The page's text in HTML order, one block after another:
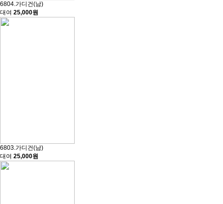
6804.가디건(남)
대여 25,000원
6803.가디건(남)
대여 25,000원